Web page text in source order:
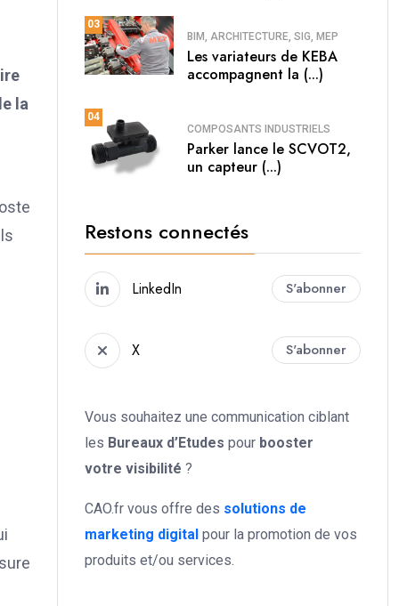
la
03
BIM, ARCHITECTURE, SIG, MEP
Les variateurs de KEBA
accompagnent la (...)
04
COMPOSANTS INDUSTRIELS
Parker lance le SCVOT2,
un capteur (...)
Restons connectés
LinkedIn S'abonner
X S'abonner
Vous souhaitez une communication ciblant
les Bureaux d’Etudes pour booster
votre visibilité ?
CAO.fr vous offre des solutions de
marketing digital pour la promotion de vos
produits et/ou services.